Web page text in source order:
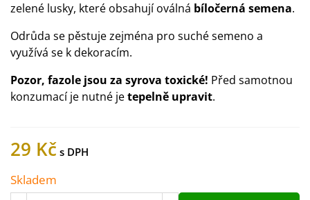
zelené lusky, které obsahují oválná bíločerná semena.
Odrůda se pěstuje zejména pro suché semeno a
využívá se k dekoracím.
Pozor, fazole jsou za syrova toxické! Před samotnou
konzumací je nutné jetepelně upravit.
29 Kč
Skladem